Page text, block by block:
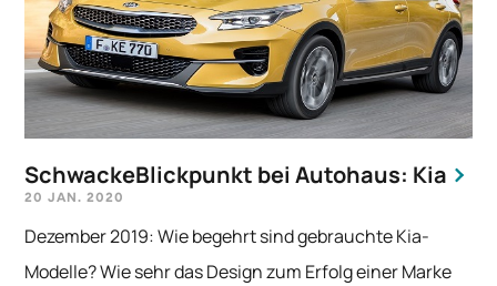
SchwackeBlickpunkt bei Autohaus: Kia
20 JAN. 2020
Dezember 2019: Wie begehrt sind gebrauchte Kia-
Modelle? Wie sehr das Design zum Erfolg einer Marke